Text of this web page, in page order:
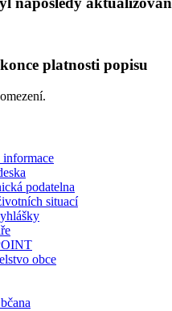
platnosti popisu
informace
podatelna
situací
obce